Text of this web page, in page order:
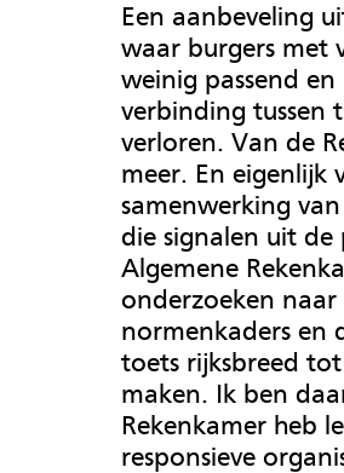
Een aanbeveling
waar burgers met
weinig passend
verbinding tussen
verloren. Van de
meer. En eigenlijk
samenwerking
die signalen uit
Algemene
onderzoeken
normenkaders en
toets rijksbreed
maken. Ik ben
Rekenkamer heb
responsieve